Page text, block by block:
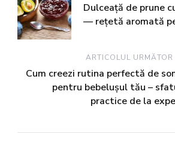
Dulceață de prune
— rețetă aromată
ARTICOLUL URMĂTOR
Cum creezi rutina perfectă de
pentru bebelușul tău –
practice de la